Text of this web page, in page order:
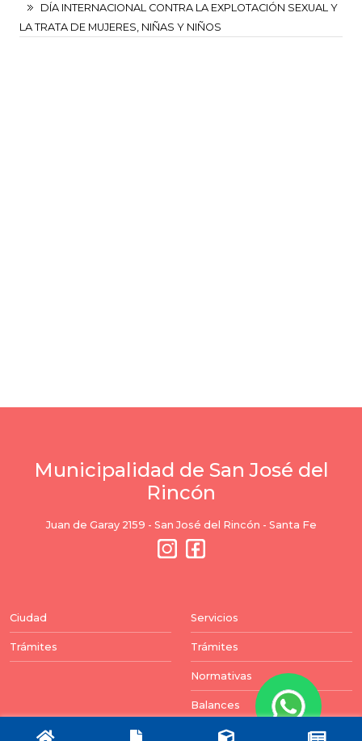
DÍA INTERNACIONAL CONTRA LA EXPLOTACIÓN SEXUAL Y
LA TRATA DE MUJERES, NIÑAS Y NIÑOS
Municipalidad de San José del
Rincón
Juan de Garay 2159 - San José del Rincón - Santa Fe
Ciudad
Trámites
Servicios
Trámites
Normativas
Balances